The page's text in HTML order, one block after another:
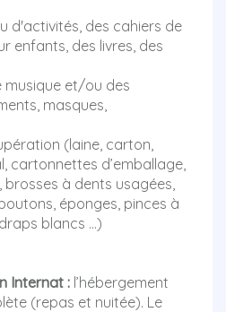
d'activités, des cahiers de
enfants, des livres, des
musique et/ou des
masques,
(laine, carton,
cartonnettes d’emballage,
brosses à dents usagées,
éponges, pinces à
blancs …)
Internat : l’hébergement
(repas et nuitée). Le